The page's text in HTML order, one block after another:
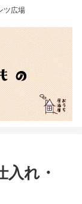
ツ広場
入れ・